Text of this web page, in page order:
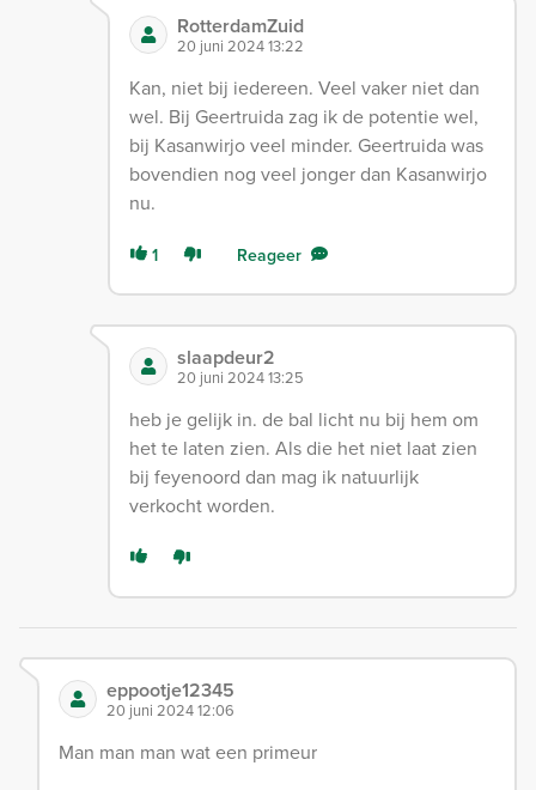
RotterdamZuid
20 juni 2024 13:22
Kan, niet bij iedereen. Veel vaker niet dan
wel. Bij Geertruida zag ik de potentie wel,
bij Kasanwirjo veel minder. Geertruida was
bovendien nog veel jonger dan Kasanwirjo
nu.
1 Reageer
slaapdeur2
20 juni 2024 13:25
heb je gelijk in. de bal licht nu bij hem om
het te laten zien. Als die het niet laat zien
bij feyenoord dan mag ik natuurlijk
verkocht worden.
eppootje12345
20 juni 2024 12:06
Man man man wat een primeur